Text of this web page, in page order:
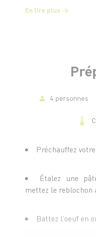
En lire plus
4 personnes
Préchauffez votre
Étalez une
mettez le reblochon
Battez l’oeuf en